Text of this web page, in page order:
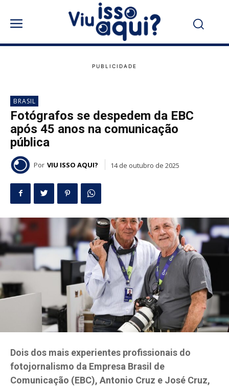
BRASIL
Fotógrafos se despedem da EBC
após 45 anos na comunicação
pública
Por VIU ISSO AQUI? 14 de outubro de 2025
Dois dos mais experientes profissionais do
fotojornalismo da Empresa Brasil de
Comunicação (EBC), Antonio Cruz e José Cruz,